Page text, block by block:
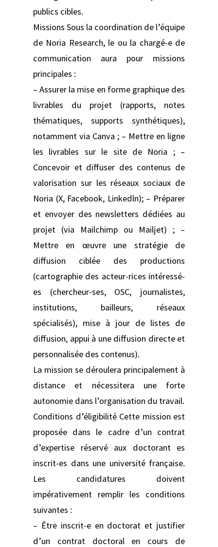
publics cibles.
Missions Sous la coordination de l’équipe
de Noria Research, le ou la chargé-e de
communication aura pour missions
principales :
– Assurer la mise en forme graphique des
livrables du projet (rapports, notes
thématiques, supports synthétiques),
notamment via Canva ; – Mettre en ligne
les livrables sur le site de Noria ; –
Concevoir et diffuser des contenus de
valorisation sur les réseaux sociaux de
Noria (X, Facebook, Linkedln); – Préparer
et envoyer des newsletters dédiées au
projet (via Mailchimp ou Mailjet) ; –
Mettre en œuvre une stratégie de
diffusion ciblée des productions
(cartographie des acteur-rices intéressé-
es (chercheur-ses, OSC, journalistes,
institutions, bailleurs, réseaux
spécialisés), mise à jour de listes de
diffusion, appui à une diffusion directe et
personnalisée des contenus).
La mission se déroulera principalement à
distance et nécessitera une forte
autonomie dans l’organisation du travail.
Conditions d’éligibilité Cette mission est
proposée dans le cadre d’un contrat
d’expertise réservé aux doctorant es
inscrit-es dans une université française.
Les candidatures doivent
impérativement remplir les conditions
suivantes :
– Être inscrit-e en doctorat et justifier
d’un contrat doctoral en cours de